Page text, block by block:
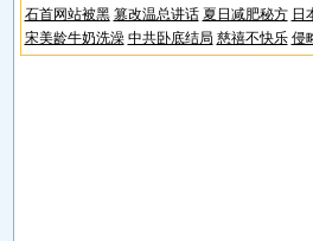
石首网站被黑 篡改温总讲话 夏日减肥秘方 日
宋美龄牛奶洗澡 中共卧底结局 慈禧不快乐 侵